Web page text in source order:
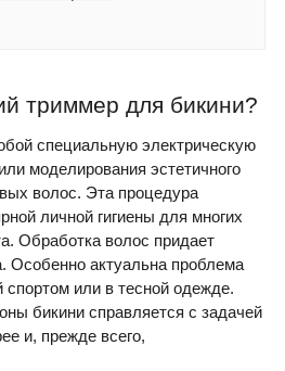
триммер для бикини?
специальную электрическую
моделирования эстетичного
волос. Эта процедура
личной гигиены для многих
Обработка волос придает
Особенно актуальна проблема
спортом или в тесной одежде.
бикини справляется с задачей
и, прежде всего,